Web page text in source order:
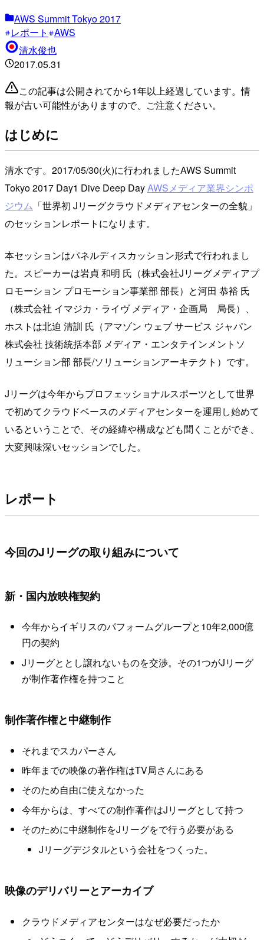
AWS Summit Tokyo 2017
レポート
AWS
清水俊也
2017.05.31
この記事は公開されてから1年以上経過しています。情
報が古い可能性がありますので、ご注意ください。
はじめに
清水です。2017/05/30(火)に行われましたAWS Summit
Tokyo 2017 Day1 Dive Deep DayAWSメディア業界シンポ
ジウム 「世界初 Jリーグクラウドメディアセンターの全貌」
のセッションレポートになります。
本セッションはパネルディスカッション形式で行われまし
た。スピーカーは岩貞 和明 氏（株式会社Jリーグメディアプ
ロモーション プロモーション事業部 部長）と河田 恭裕 氏
（株式会社 イマジカ・ライヴ メディア・企画局 局長）、
ホストは北迫 清訓 氏（アマゾン ウェブ サービス ジャパン
株式会社 技術統括本部 メディア・エンタテインメントソ
リューション部 部長/ソリューションアーキテクト）です。
Jリーグは今年からプロフェッショナルスポーツとして世界
で初めてクラウドベースのメディアセンターを運用し始めて
いるということで、その経緯や構成なども聞くことができ、
大変興味深いセッションでした。
レポート
今回のJリーグの取り組みについて
新・国内放映権契約
今年からイギリスのパフォームグループと10年2,000億
円の契約
Jリーグととし譲れないものを交渉。その1つがJリーグ
が制作著作権を持つこと
制作著作権と中継制作
それまでスカパーさん
昨年までの映像の著作権はTV局さんにある
そのため自由に使えなかった
今年からは、すべての制作著作はJリーグとして持つ
そのために中継制作をJリーグをで行う必要がある
Jリーグデジタルという会社をつくった。
映像のデリバリーとアーカイブ
クラウドメディアセンターはなぜ必要だったか